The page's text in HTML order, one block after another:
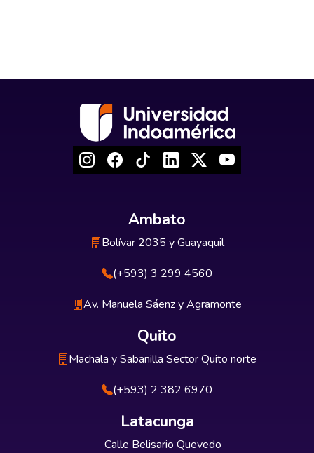
Ambato
Bolívar 2035 y Guayaquil
(+593) 3 299 4560
Av. Manuela Sáenz y Agramonte
Quito
Machala y Sabanilla Sector Quito norte
(+593) 2 382 6970
Latacunga
Calle Belisario Quevedo